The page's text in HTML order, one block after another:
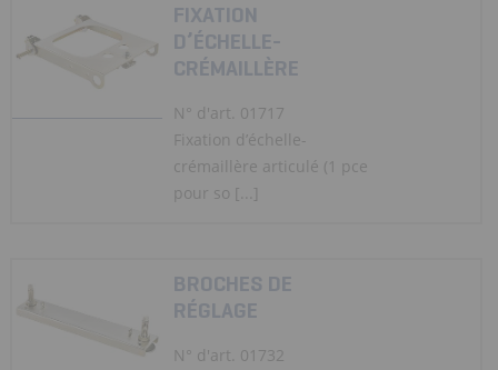
FIXATION
D’ÉCHELLE-
CRÉMAILLÈRE
N° d'art. 01717
Fixation d’échelle-
crémaillère articulé (1 pce
pour so [...]
BROCHES DE
RÉGLAGE
N° d'art. 01732